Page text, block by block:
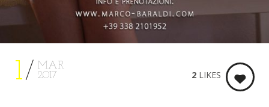
1
MAR
2017
2 LIKES